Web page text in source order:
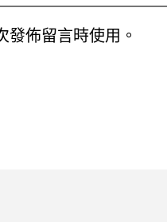
佈留言時使用。